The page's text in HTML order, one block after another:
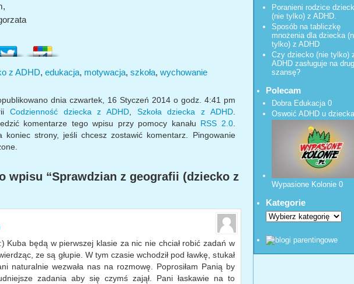
z ADHD, edukacja, motywacja, szkoła, wychowanie
dnia czwartek, 16 Styczeń 2014 o godz. 4:41 pm
Codzienność dziecka z ADHD, Szkoła dziecka z ADHD.
komentarze tego wpisu przy pomocy kanału RSS 2.0.
koniec strony, jeśli chcesz zostawić komentarz. Pingowanie
wpisu “Sprawdzian z geografii (dziecko z
Kuba będą w pierwszej klasie za nic nie chciał robić zadań w
ze są głupie. W tym czasie wchodził pod ławkę, stukał
naturalnie wezwała nas na rozmowę. Poprosiłam Panią by
zadania aby się czymś zajął. Pani łaskawie na to
Poranieni rodzice
(nie tylko) z ADHD.
Sposób na tabliczkę
mnożenia dla dziecka
tylko) z ADHD
Czy dziecko (nie tylko)
ADHD zasługuje na
szansę?
Polecam
Dobra Edukacja0
Oswoić ADHD u dziecka
Wypasione Kolonie0
Kategorie